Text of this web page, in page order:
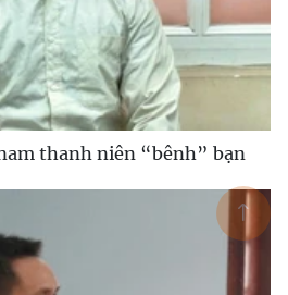
thanh niên “bênh” bạn